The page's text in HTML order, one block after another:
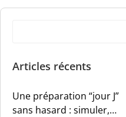
Articles récents
Une préparation “jour J”
sans hasard : simuler,